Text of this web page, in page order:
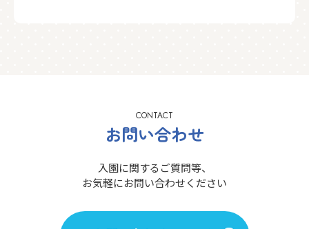
CONTACT
お問い合わせ
入園に関するご質問等、
お気軽にお問い合わせください